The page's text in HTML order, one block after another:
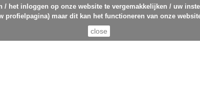
het inloggen op onze website te vergemakkelijken / uw
profielpagina) maar dit kan het functioneren van onze
close